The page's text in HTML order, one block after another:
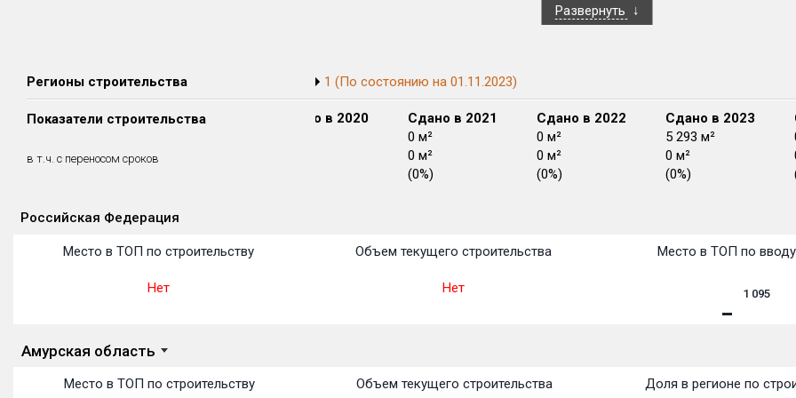
Развернуть
Регионы строительства 1 (По состоянию на 01.11.2023)
Показатели строительства
в т.ч. с переносом сроков
Сдано в 2018
0 м²
Сдано в 2019
0 м²
Сдано в 2020
Сдано в 2021
0 м²
0 м²
(0%)
Сдано в 2022
0 м²
0 м²
(0%)
Сдано в 2023
5 293 м²
0 м²
(0%)
Российская Федерация
Место в ТОП по строительству
Нет
Объем текущего строительства
Нет
Место в ТОП по
1 095
Амурская область
Место в ТОП по строительству Объем текущего строительства Доля в регионе по